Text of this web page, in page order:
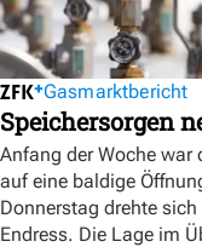
Gasmarktbericht
Speichersorgen
Anfang der Woche war
auf eine baldige
Donnerstag drehte
Endress. Die Lage im